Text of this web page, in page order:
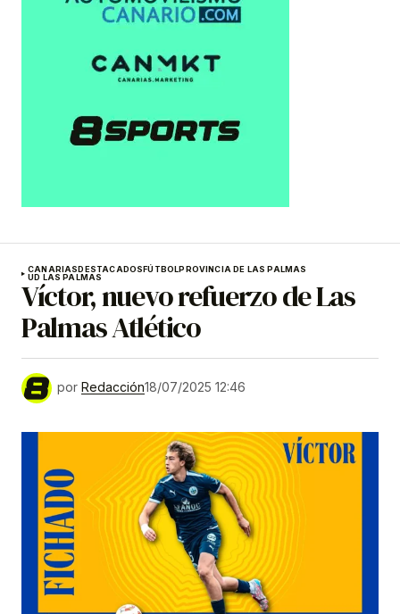
CANARIAS DESTACADOS FÚTBOLPROVINCIA DE LAS PALMAS
UD LAS PALMAS
Víctor, nuevo refuerzo de Las
Palmas Atlético
por Redacción18/07/2025 12:46